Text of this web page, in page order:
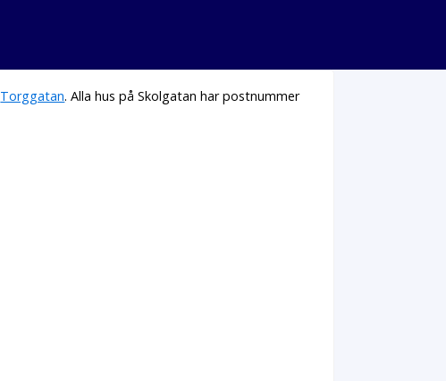
Torggatan. Alla hus på Skolgatan har postnummer